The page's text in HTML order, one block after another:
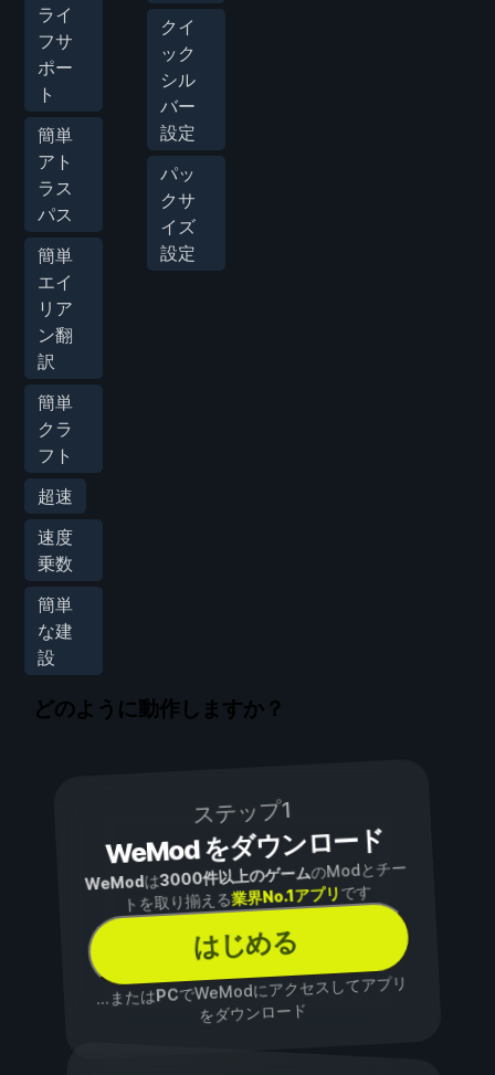
ライ
フサ
ポー
ト
簡単
アト
ラス
パス
簡単
エイ
リア
ン翻
訳
簡単
クラ
フト
超速
速度
乗数
簡単
な建
設
クイ
ック
シル
バー
設定
パッ
クサ
イズ
設定
どのように動作しますか？
ステップ1
WeMod をダウンロード
WeModは3000件以上のゲームのModとチー
トを取り揃える業界No.1アプリです
はじめる
...またはPCでWeModにアクセスしてアプリ
をダウンロード